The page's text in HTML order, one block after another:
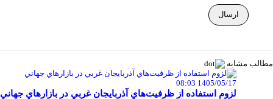
مطالب مشابه
1405/05/17 08:03
لزوم استفاده از ظرفيت‌هاي آذربايجان غربي در بازارهاي جهاني